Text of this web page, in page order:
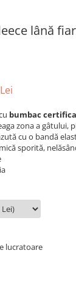
lână
Lei
bumbac
zona a gâtului,
cu o bandă
sporită,
lucratoare